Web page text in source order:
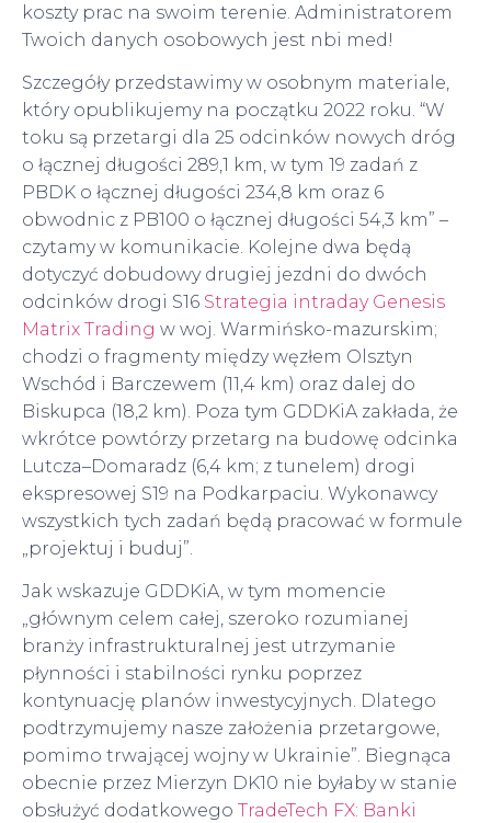
koszty prac na swoim terenie. Administratorem
Twoich danych osobowych jest nbi med!
Szczegóły przedstawimy w osobnym materiale,
który opublikujemy na początku 2022 roku. “W
toku są przetargi dla 25 odcinków nowych dróg
o łącznej długości 289,1 km, w tym 19 zadań z
PBDK o łącznej długości 234,8 km oraz 6
obwodnic z PB100 o łącznej długości 54,3 km” –
czytamy w komunikacie. Kolejne dwa będą
dotyczyć dobudowy drugiej jezdni do dwóch
odcinków drogi S16 Strategia intraday Genesis
Matrix Trading w woj. Warmińsko-mazurskim;
chodzi o fragmenty między węzłem Olsztyn
Wschód i Barczewem (11,4 km) oraz dalej do
Biskupca (18,2 km). Poza tym GDDKiA zakłada, że
wkrótce powtórzy przetarg na budowę odcinka
Lutcza–Domaradz (6,4 km; z tunelem) drogi
ekspresowej S19 na Podkarpaciu. Wykonawcy
wszystkich tych zadań będą pracować w formule
„projektuj i buduj”.
Jak wskazuje GDDKiA, w tym momencie
„głównym celem całej, szeroko rozumianej
branży infrastrukturalnej jest utrzymanie
płynności i stabilności rynku poprzez
kontynuację planów inwestycyjnych. Dlatego
podtrzymujemy nasze założenia przetargowe,
pomimo trwającej wojny w Ukrainie”. Biegnąca
obecnie przez Mierzyn DK10 nie byłaby w stanie
obsłużyć dodatkowego TradeTech FX: Banki